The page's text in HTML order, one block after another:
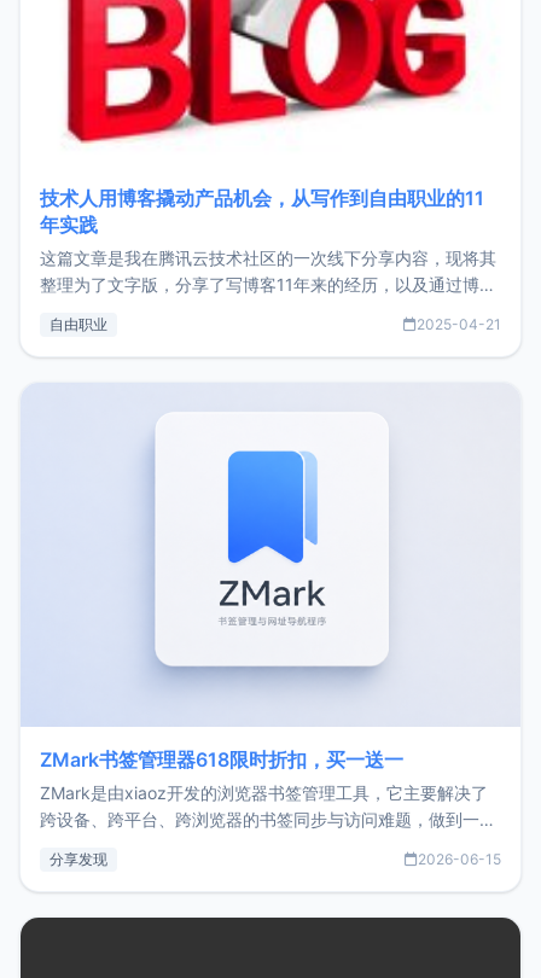
技术人用博客撬动产品机会，从写作到自由职业的11
年实践
这篇文章是我在腾讯云技术社区的一次线下分享内容，现将其
整理为了文字版，分享了写博客11年来的经历，以及通过博客
了我的首个产品ImgURL的真实数据和产品现状。自我介绍大
自由职业 2025-04-21
ZMark书签管理器618限时折扣，买一送一
ZMark是由xiaoz开发的浏览器书签管理工具，它主要解决了
跨设备、跨平台、跨浏览器的书签同步与访问难题，做到一处
用，让管理更高效。ZMark官网地址：
分享发现 2026-06-15